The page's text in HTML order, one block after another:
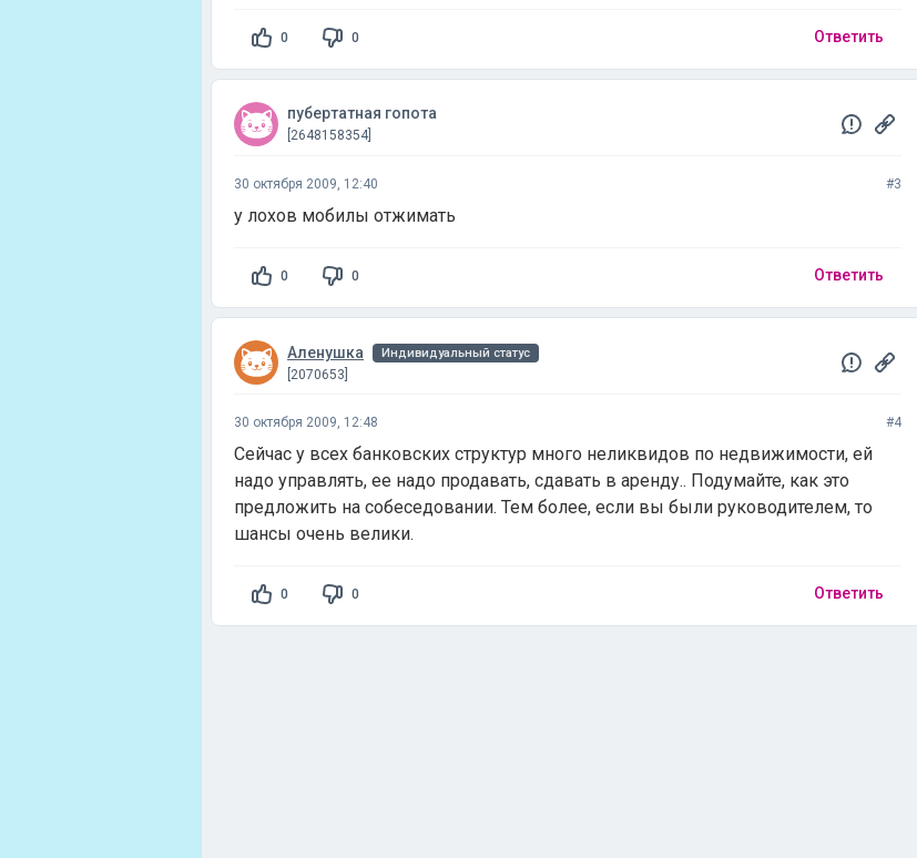
0 0 Ответить
пубертатная гопота
[2648158354]
30 октября 2009, 12:40 #3
у лохов мобилы отжимать
0 0 Ответить
Аленушка Индивидуальный статус
[2070653]
30 октября 2009, 12:48 #4
Сейчас у всех банковских структур много неликвидов по недвижимости, ей
надо управлять, ее надо продавать, сдавать в аренду.. Подумайте, как это
предложить на собеседовании. Тем более, если вы были руководителем, то
шансы очень велики.
0 0 Ответить